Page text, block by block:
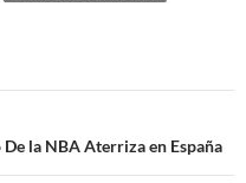
la NBA Aterriza en España